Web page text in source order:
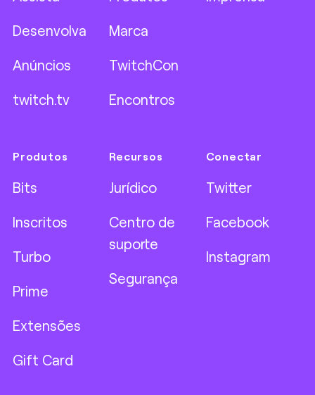
Desenvolva
Anúncios
twitch.tv
Marca
TwitchCon
Encontros
Produtos
Bits
Inscritos
Turbo
Prime
Extensões
Gift Card
Recursos
Jurídico
Centro de
suporte
Segurança
Conectar
Twitter
Facebook
Instagram